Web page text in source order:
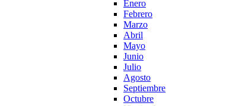
Enero
Febrero
Marzo
Abril
Mayo
Junio
Julio
Agosto
Septiembre
Octubre